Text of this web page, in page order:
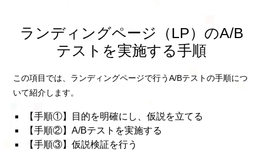
ランディングページ（LP）のA/B
テストを実施する手順
この項目では、ランディングページで行うA/Bテストの手順につ
いて紹介します。
【手順①】目的を明確にし、仮説を立てる
【手順②】A/Bテストを実施する
【手順③】仮説検証を行う